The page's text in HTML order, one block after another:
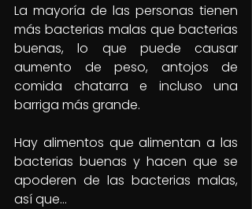
La mayoría de las personas tienen
más bacterias malas que bacterias
buenas, lo que puede causar
aumento de peso, antojos de
comida chatarra e incluso una
barriga más grande.
Hay alimentos que alimentan a las
bacterias buenas y hacen que se
apoderen de las bacterias malas,
así que…